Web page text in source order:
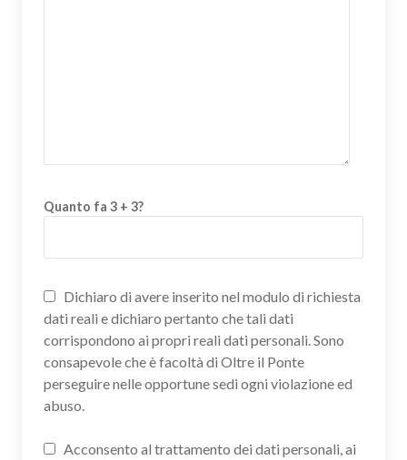
Quanto fa 3 + 3?
Dichiaro di avere inserito nel modulo di richiesta
dati reali e dichiaro pertanto che tali dati
corrispondono ai propri reali dati personali. Sono
consapevole che è facoltà di Oltre il Ponte
perseguire nelle opportune sedi ogni violazione ed
abuso.
Acconsento al trattamento dei dati personali, ai